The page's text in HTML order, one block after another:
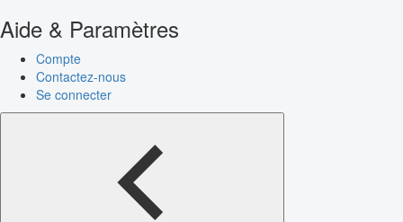
Aide & Paramètres
Compte
Contactez-nous
Se connecter